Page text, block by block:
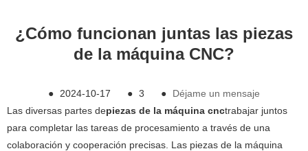
¿Cómo funcionan juntas las piezas
de la máquina CNC?
● 2024-10-17 ● 3 ●
Déjame un mensaje
Las diversas partes depiezas de la máquina cnctrabajar juntos
para completar las tareas de procesamiento a través de una
colaboración y cooperación precisas. ‌Las piezas de la máquina